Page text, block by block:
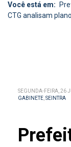
Você está em:
CTG analisam
SEGUNDA-FEIRA, 26
GABINETE,SEINTRA